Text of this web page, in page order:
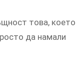
това, което
да намали